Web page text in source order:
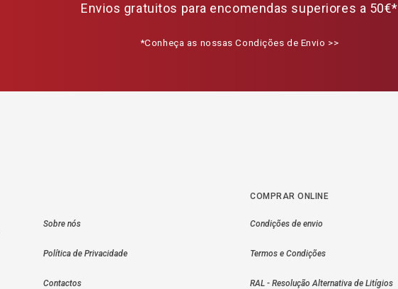
Envios gratuitos para encomendas superiores a 50€*
*Conheça as nossas Condições de Envio >>
Sobre nós
Política de Privacidade
Contactos
COMPRAR ONLINE
Condições de envio
Termos e Condições
RAL - Resolução Alternativa de Litígios